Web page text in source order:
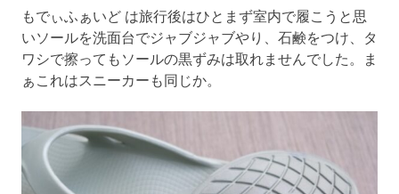
もでぃふぁいど は旅行後はひとまず室内で履こうと思
いソールを洗面台でジャブジャブやり、石鹸をつけ、タ
ワシで擦ってもソールの黒ずみは取れませんでした。ま
ぁこれはスニーカーも同じか。